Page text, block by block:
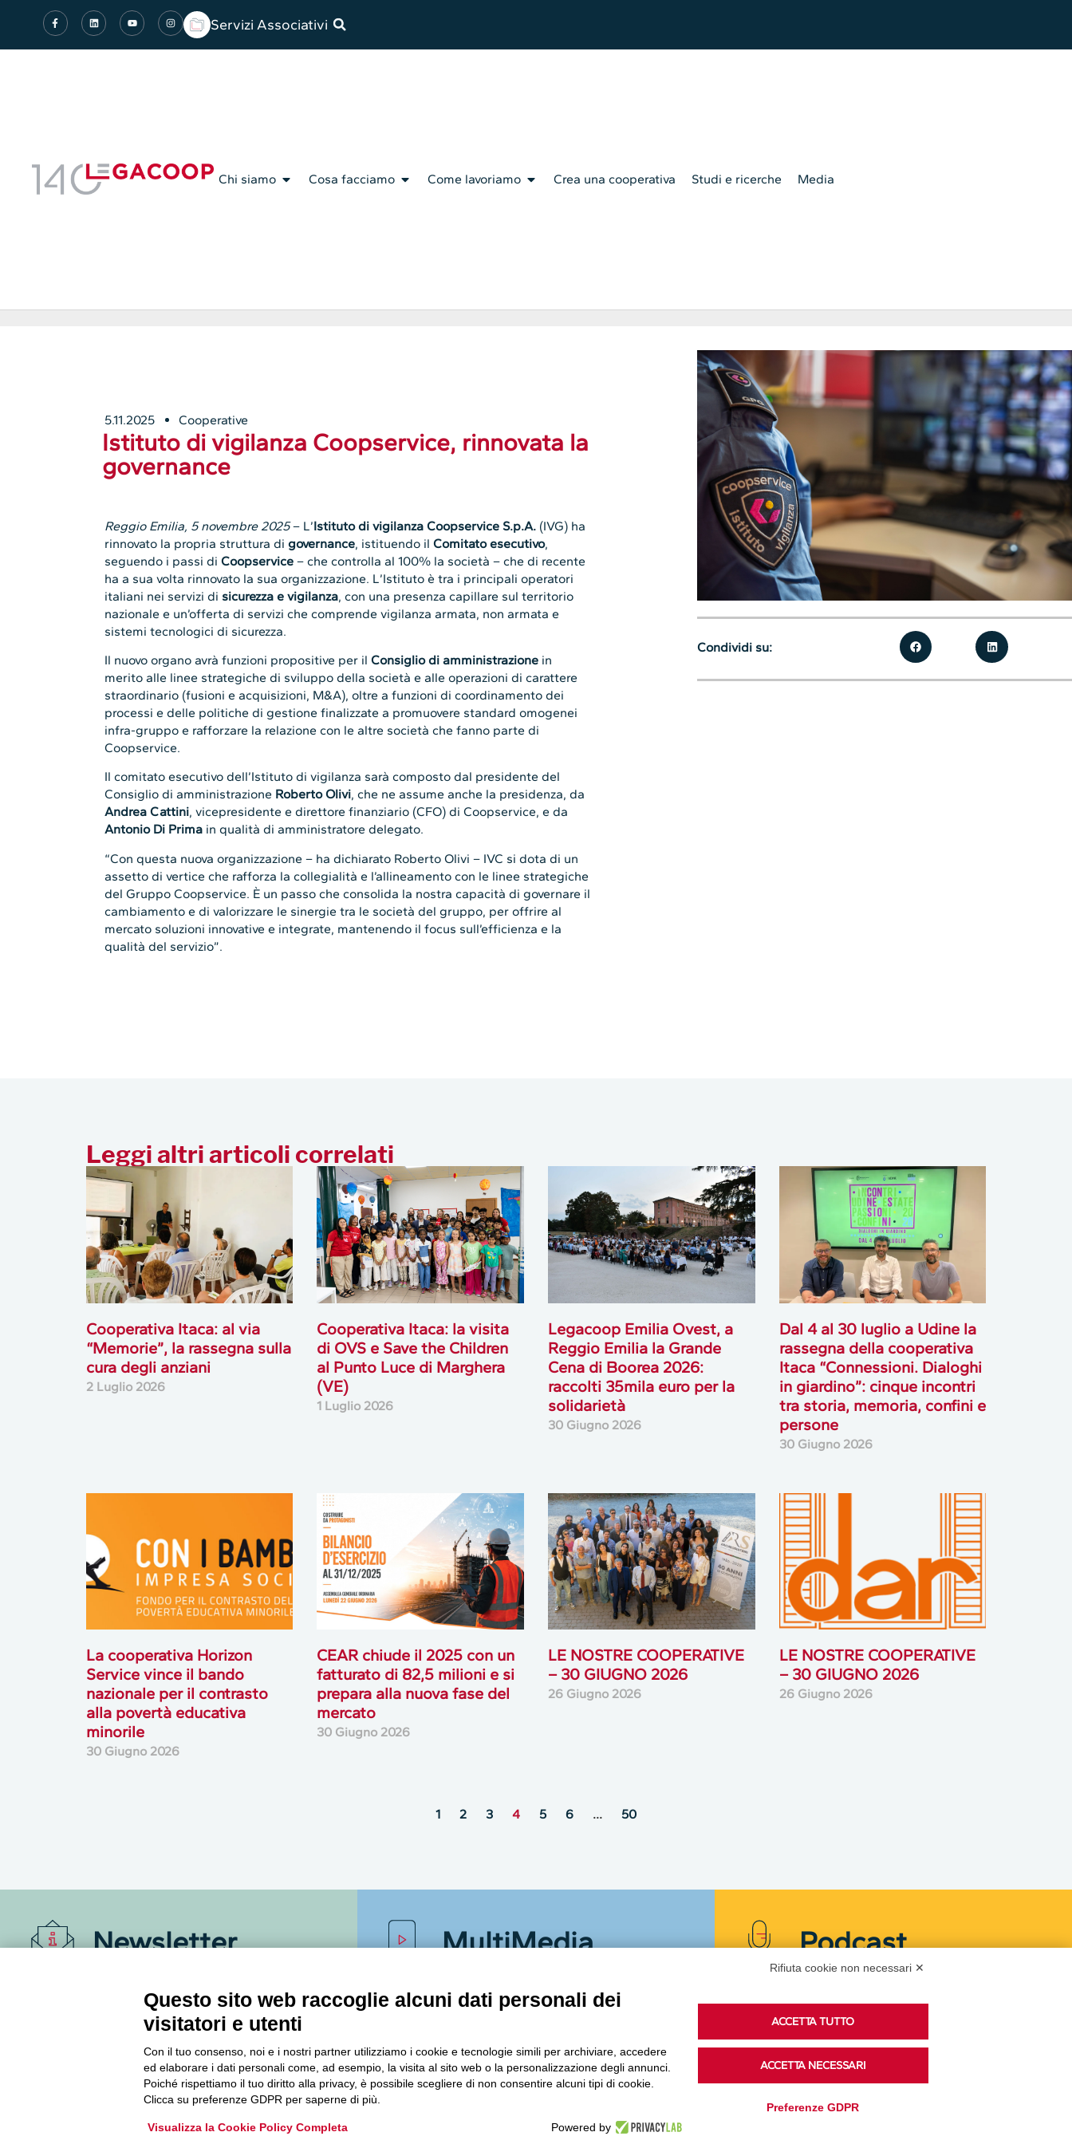
Servizi Associativi
Chi siamo Cosa facciamo Come lavoriamo Crea una cooperativa Studi e ricerche Media
5.11.2025 Cooperative
Istituto di vigilanza Coopservice, rinnovata la
governance
Reggio Emilia, 5 novembre 2025– L’Istituto di vigilanza Coopservice S.p.A. (IVG) ha
rinnovato la propria struttura digovernance, istituendo ilComitato esecutivo,
seguendo i passi diCoopservice – che controlla al 100% la società – che di recente
ha a sua volta rinnovato la sua organizzazione. L’Istituto è tra i principali operatori
italiani nei servizi di sicurezza e vigilanza, con una presenza capillare sul territorio
nazionale e un’offerta di servizi che comprende vigilanza armata, non armata e
sistemi tecnologici di sicurezza.
Il nuovo organo avrà funzioni propositive per ilConsiglio di amministrazione in
merito alle linee strategiche di sviluppo della società e alle operazioni di carattere
straordinario (fusioni e acquisizioni, M&A), oltre a funzioni di coordinamento dei
processi e delle politiche di gestione finalizzate a promuovere standard omogenei
infra-gruppo e rafforzare la relazione con le altre società che fanno parte di
Coopservice.
Il comitato esecutivo dell’Istituto di vigilanza sarà composto dal presidente del
Consiglio di amministrazione Roberto Olivi, che ne assume anche la presidenza, da
Andrea Cattini, vicepresidente e direttore finanziario (CFO) di Coopservice, e da
Antonio Di Prima in qualità di amministratore delegato.
“Con questa nuova organizzazione – ha dichiarato Roberto Olivi – IVC si dota di un
assetto di vertice che rafforza la collegialità e l’allineamento con le linee strategiche
del Gruppo Coopservice. È un passo che consolida la nostra capacità di governare il
cambiamento e di valorizzare le sinergie tra le società del gruppo, per offrire al
mercato soluzioni innovative e integrate, mantenendo il focus sull’efficienza e la
qualità del servizio”.
Condividi su:
Leggi altri articoli correlati
Cooperativa Itaca: al via
“Memorie”, la rassegna sulla
cura degli anziani
2 Luglio 2026
Cooperativa Itaca: la visita
di OVS e Save the Children
al Punto Luce di Marghera
(VE)
1 Luglio 2026
Legacoop Emilia Ovest, a
Reggio Emilia la Grande
Cena di Boorea 2026:
raccolti 35mila euro per la
solidarietà
30 Giugno 2026
Dal 4 al 30 luglio a Udine la
rassegna della cooperativa
Itaca “Connessioni. Dialoghi
in giardino”: cinque incontri
tra storia, memoria, confini e
persone
30 Giugno 2026
La cooperativa Horizon
Service vince il bando
nazionale per il contrasto
alla povertà educativa
minorile
30 Giugno 2026
CEAR chiude il 2025 con un
fatturato di 82,5 milioni e si
prepara alla nuova fase del
mercato
30 Giugno 2026
LE NOSTRE COOPERATIVE
– 30 GIUGNO 2026
26 Giugno 2026
LE NOSTRE COOPERATIVE
– 30 GIUGNO 2026
26 Giugno 2026
1 2 3 4 5 6 … 50
Newsletter
Informazioni per restare sempre aggiornati sul
mondo della cooperazione.
MultiMedia Podcast
su Spreaker.
Accedi alla sezione
Rifiuta cookie non necessari ✕
Questo sito web raccoglie alcuni dati personali dei
visitatori e utenti
Con il tuo consenso, noi e i nostri partner utilizziamo i cookie e tecnologie simili per archiviare, accedere
ed elaborare i dati personali come, ad esempio, la visita al sito web o la personalizzazione degli annunci.
Poiché rispettiamo il tuo diritto alla privacy, è possibile scegliere di non consentire alcuni tipi di cookie.
Clicca su preferenze GDPR per saperne di più.
Visualizza la Cookie Policy Completa Powered by
ACCETTA TUTTO
ACCETTA NECESSARI
Preferenze GDPR